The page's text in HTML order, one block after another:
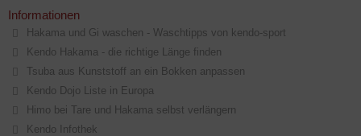
Informationen
Hakama und Gi waschen - Waschtipps von kendo-sport
Kendo Hakama - die richtige Länge finden
Tsuba aus Kunststoff an ein Bokken anpassen
Kendo Dojo Liste in Europa
Himo bei Tare und Hakama selbst verlängern
Kendo Infothek